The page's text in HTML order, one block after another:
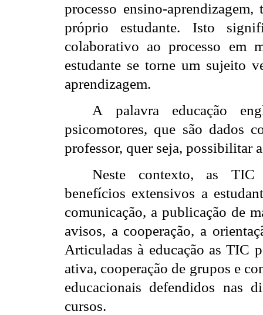
processo ensino-
próprio estudante. Isto
colaborativo ao processo
estudante se torne um sujeito
aprendizagem.
A palavra educação
psicomotores, que são dados
professor, quer seja, possibilitar
Neste contexto, as TIC
benefícios extensivos a
comunicação, a publicação de
avisos, a cooperação, a
Articuladas à educação as TIC
ativa, cooperação de grupos e
educacionais defendidos nas
cursos.